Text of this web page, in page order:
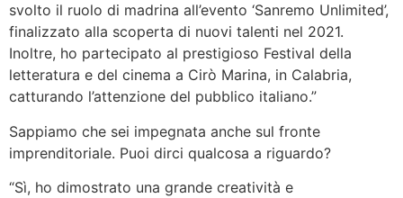
svolto il ruolo di madrina all’evento ‘Sanremo Unlimited’,
finalizzato alla scoperta di nuovi talenti nel 2021.
Inoltre, ho partecipato al prestigioso Festival della
letteratura e del cinema a Cirò Marina, in Calabria,
catturando l’attenzione del pubblico italiano.”
Sappiamo che sei impegnata anche sul fronte
imprenditoriale. Puoi dirci qualcosa a riguardo?
“Sì, ho dimostrato una grande creatività e